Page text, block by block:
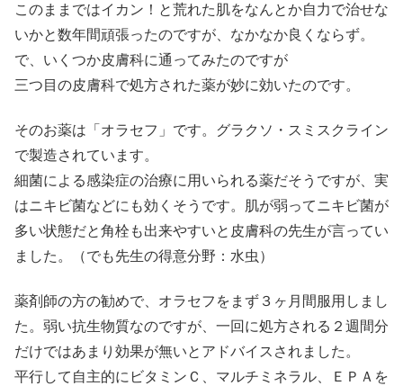
このままではイカン！と荒れた肌をなんとか自力で治せな
いかと数年間頑張ったのですが、なかなか良くならず。
で、いくつか皮膚科に通ってみたのですが
三つ目の皮膚科で処方された薬が妙に効いたのです。
そのお薬は「オラセフ」です。グラクソ・スミスクライン
で製造されています。
細菌による感染症の治療に用いられる薬だそうですが、実
はニキビ菌などにも効くそうです。肌が弱ってニキビ菌が
多い状態だと角栓も出来やすいと皮膚科の先生が言ってい
ました。（でも先生の得意分野：水虫）
薬剤師の方の勧めで、オラセフをまず３ヶ月間服用しまし
た。弱い抗生物質なのですが、一回に処方される２週間分
だけではあまり効果が無いとアドバイスされました。
平行して自主的にビタミンＣ、マルチミネラル、ＥＰＡを